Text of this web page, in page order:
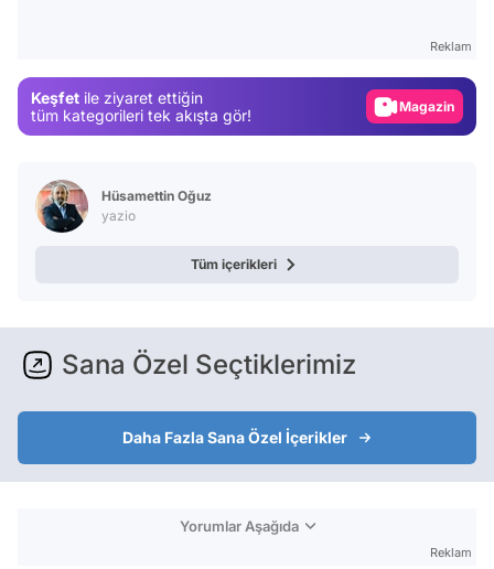
Reklam
Keşfet ile ziyaret ettiğin
tüm kategorileri tek akışta gör!
Magazin
Hüsamettin Oğuz
yazio
Tüm içerikleri
Sana Özel Seçtiklerimiz
Daha Fazla Sana Özel İçerikler
Yorumlar Aşağıda
Reklam